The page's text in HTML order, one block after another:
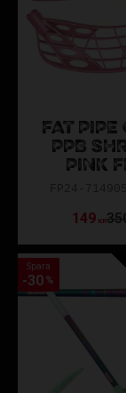
FAT PIPE
PPB
PINK
149KR
Spara
30 %